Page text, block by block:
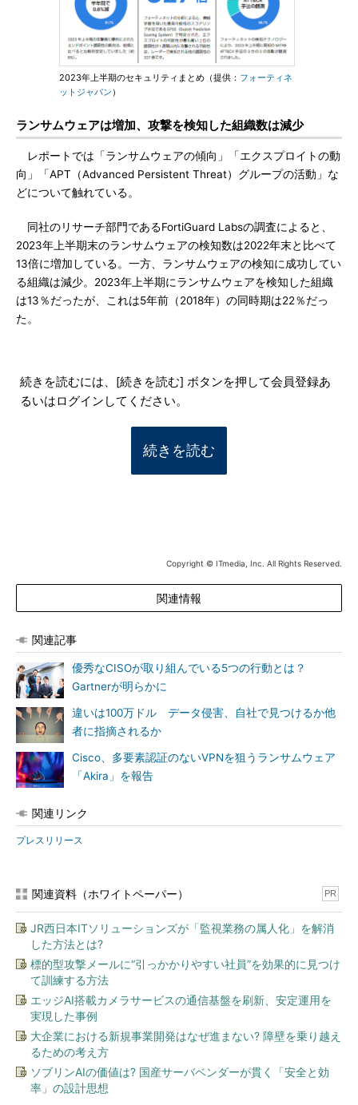
2023年上半期のセキュリティまとめ（提供： フォーティネ
ットジャパン）
ランサムウェアは増加、攻撃を検知した組織数は減少
レポートでは「ランサムウェアの傾向」「エクスプロイトの動
向」「APT（Advanced Persistent Threat）グループの活動」な
どについて触れている。
同社のリサーチ部門であるFortiGuard Labsの調査によると、
2023年上半期末のランサムウェアの検知数は2022年末と比べて
13倍に増加している。一方、ランサムウェアの検知に成功してい
る組織は減少。2023年上半期にランサムウェアを検知した組織
は13％だったが、これは5年前（2018年）の同時期は22％だっ
た。
続きを読むには、[続きを読む] ボタンを押して会員登録あ
るいはログインしてください。
続きを読む
Copyright © ITmedia, Inc. All Rights Reserved.
関連情報
関連記事
優秀なCISOが取り組んでいる5つの行動とは？
Gartnerが明らかに
違いは100万ドル データ侵害、自社で見つけるか他
者に指摘されるか
Cisco、多要素認証のないVPNを狙うランサムウェア
「Akira」を報告
関連リンク
プレスリリース
関連資料（ホワイトペーパー） PR
JR西日本ITソリューションズが「監視業務の属人化」を解消
した方法とは?
標的型攻撃メールに“引っかかりやすい社員”を効果的に見つけ
て訓練する方法
エッジAI搭載カメラサービスの通信基盤を刷新、安定運用を
実現した事例
大企業における新規事業開発はなぜ進まない? 障壁を乗り越え
るための考え方
ソブリンAIの価値は? 国産サーバベンダーが貫く「安全と効
率」の設計思想